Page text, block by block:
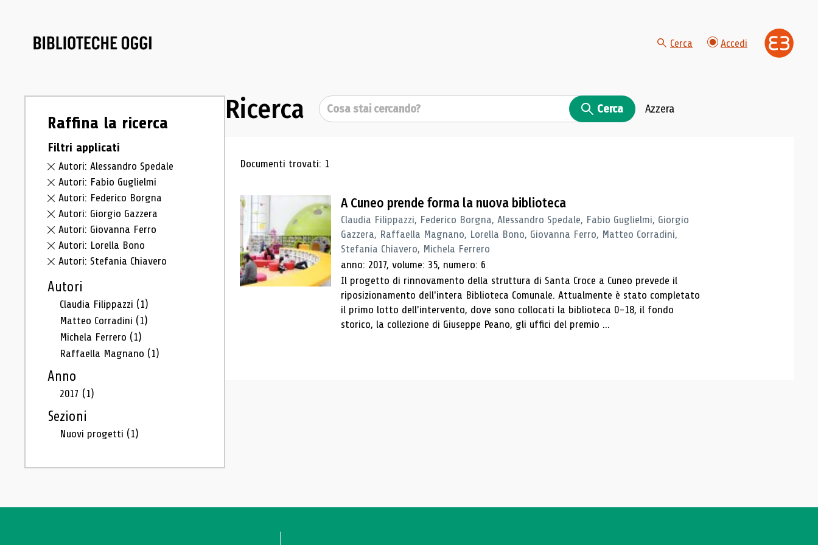
Cerca Accedi
Raffina la ricerca
Filtri applicati
Autori: Alessandro Spedale
Autori: Fabio Guglielmi
Autori: Federico Borgna
Autori: Giorgio Gazzera
Autori: Giovanna Ferro
Autori: Lorella Bono
Autori: Stefania Chiavero
Autori
Claudia Filippazzi (1)
Matteo Corradini (1)
Michela Ferrero (1)
Raffaella Magnano (1)
Anno
2017 (1)
Sezioni
Nuovi progetti (1)
Ricerca Cerca Cerca Azzera
Risultati di ricerca
Documenti trovati: 1
A Cuneo prende forma la nuova biblioteca
Claudia Filippazzi, Federico Borgna, Alessandro Spedale, Fabio Guglielmi, Giorgio
Gazzera, Raffaella Magnano, Lorella Bono, Giovanna Ferro, Matteo Corradini,
Stefania Chiavero, Michela Ferrero
anno: 2017, volume: 35, numero: 6
Il progetto di rinnovamento della struttura di Santa Croce a Cuneo prevede il
riposizionamento dell'intera Biblioteca Comunale. Attualmente è stato completato
il primo lotto dell'intervento, dove sono collocati la biblioteca 0-18, il fondo
storico, la collezione di Giuseppe Peano, gli uffici del premio ...